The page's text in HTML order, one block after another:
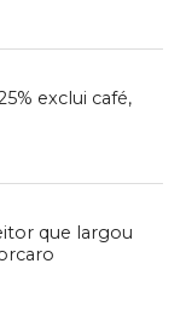
exclui café,
que largou